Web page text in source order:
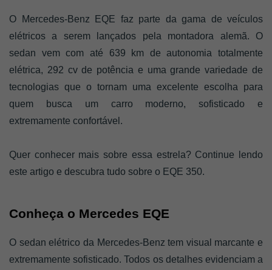
O Mercedes-Benz EQE faz parte da gama de veículos
elétricos a serem lançados pela montadora alemã. O
sedan vem com até 639 km de autonomia totalmente
elétrica, 292 cv de potência e uma grande variedade de
tecnologias que o tornam uma excelente escolha para
quem busca um carro moderno, sofisticado e
extremamente confortável.
Quer conhecer mais sobre essa estrela? Continue lendo
este artigo e descubra tudo sobre o EQE 350.
Conheça o Mercedes EQE
O sedan elétrico da Mercedes-Benz tem visual marcante e
extremamente sofisticado. Todos os detalhes evidenciam a